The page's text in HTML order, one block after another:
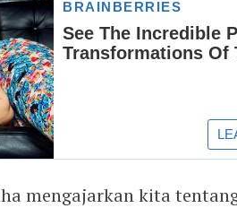
mengajarkan kita